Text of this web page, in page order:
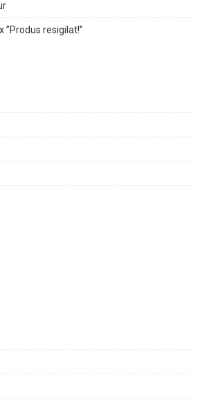
”Produs resigilat!”